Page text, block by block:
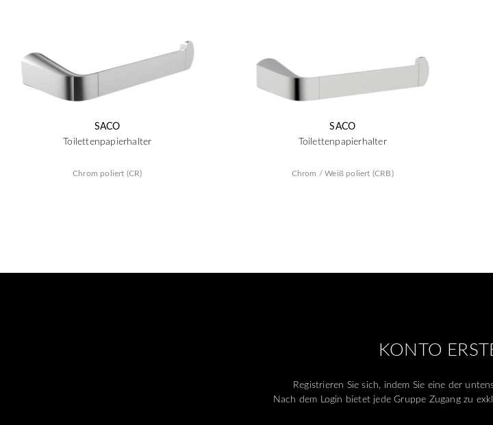
SACO
Toilettenpapierhalter
Chrom poliert (CR)
SACO
Toilettenpapierhalter
Chrom / Weiß poliert (CRB)
KONTO
Registrieren Sie sich, indem Sie eine der
Nach dem Login bietet jede Gruppe Zugang zu